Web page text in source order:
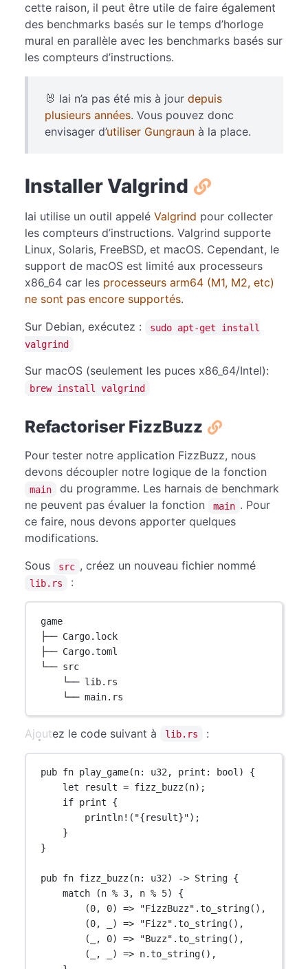
cette raison, il peut être utile de faire également
des benchmarks basés sur le temps d’horloge
mural en parallèle avec les benchmarks basés sur
les compteurs d’instructions.
🐰 Iai n’a pas été mis à jour depuis
plusieurs années. Vous pouvez donc
envisager d’utiliser Gungraun à la place.
Installer Valgrind
Iai utilise un outil appelé Valgrind pour collecter
les compteurs d’instructions. Valgrind supporte
Linux, Solaris, FreeBSD, et macOS. Cependant, le
support de macOS est limité aux processeurs
x86_64 car les processeurs arm64 (M1, M2, etc)
ne sont pas encore supportés.
Sur Debian, exécutez :
sudo apt-get install
valgrind
Sur macOS (seulement les puces x86_64/Intel):
brew install valgrind
Refactoriser FizzBuzz
Pour tester notre application FizzBuzz, nous
devons découpler notre logique de la fonction
main
du programme. Les harnais de benchmark
ne peuvent pas évaluer la fonction
main . Pour
ce faire, nous devons apporter quelques
modifications.
Sous
src , créez un nouveau fichier nommé
lib.rs :
game
├── Cargo.lock
├── Cargo.toml
└── src
└── lib.rs
└── main.rs
Ajoutez le code suivant à lib.rs :
pub fn play_game(n: u32, print : bool) {
let result = fizz_buzz(n);
if print {
println! ( "{result}");
}
}
pub fn fizz_buzz(n: u32) -> String {
match (n % 3, n % 5) {
(0, 0) => "FizzBuzz" .to_string(),
(0, _) => "Fizz" .to_string(),
(_, 0) => "Buzz" .to_string(),
(_, _) => n.to_string(),